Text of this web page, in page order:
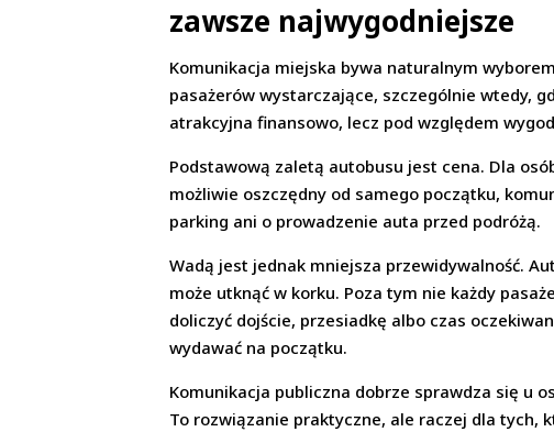
zawsze najwygodniejsze
Komunikacja miejska bywa naturalnym
pasażerów wystarczające, szczególnie wtedy,
atrakcyjna finansowo, lecz pod względem
Podstawową zaletą autobusu jest cena. Dla
możliwie oszczędny od samego początku,
parking ani o prowadzenie auta przed podróżą.
Wadą jest jednak mniejsza przewidywalność.
może utknąć w korku. Poza tym nie każdy
doliczyć dojście, przesiadkę albo czas
wydawać na początku.
Komunikacja publiczna dobrze sprawdza się u
To rozwiązanie praktyczne, ale raczej dla tych,